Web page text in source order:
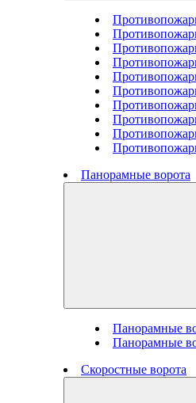
Панорамные ворота
Панорамные
Панорамные
Скоростные ворота